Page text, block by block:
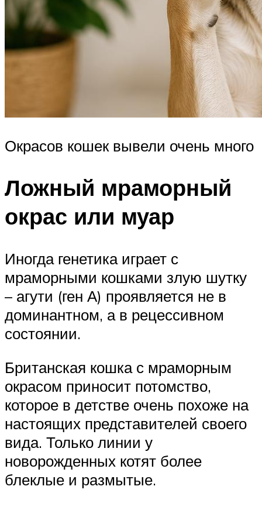
Окрасов кошек вывели очень много
Ложный мраморный
окрас или муар
Иногда генетика играет с
мраморными кошками злую шутку
– агути (ген А) проявляется не в
доминантном, а в рецессивном
состоянии.
Британская кошка с мраморным
окрасом приносит потомство,
которое в детстве очень похоже на
настоящих представителей своего
вида. Только линии у
новорожденных котят более
блеклые и размытые.